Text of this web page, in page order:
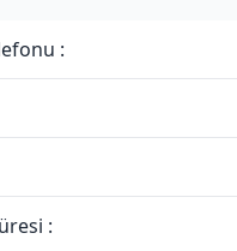
:
: